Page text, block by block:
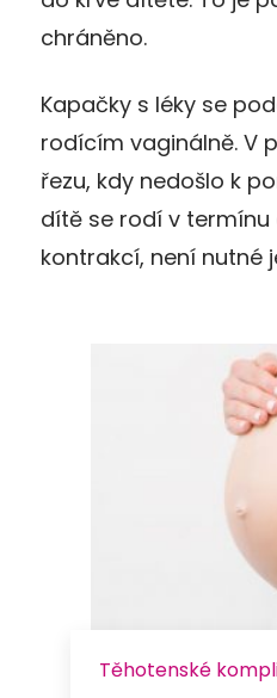
chráněno.
Kapačky s léky se
rodícím vaginálně. V
řezu, kdy nedošlo k
dítě se rodí v termínu
kontrakcí, není nutné